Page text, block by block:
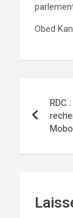
Obed
de
RDC